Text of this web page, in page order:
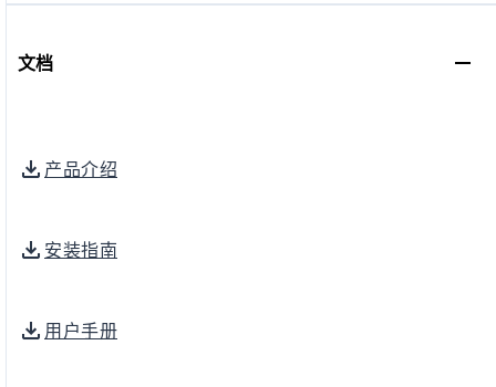
文档
产品介绍
安装指南
用户手册